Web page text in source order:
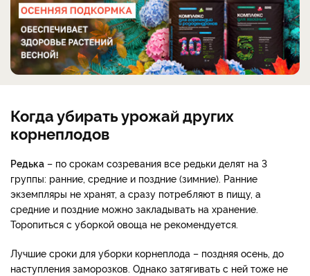
Когда убирать урожай других
корнеплодов
Редька – по срокам созревания все редьки делят на 3
группы: ранние, средние и поздние (зимние). Ранние
экземпляры не хранят, а сразу потребляют в пищу, а
средние и поздние можно закладывать на хранение.
Торопиться с уборкой овоща не рекомендуется.
Лучшие сроки для уборки корнеплода – поздняя осень, до
наступления заморозков. Однако затягивать с ней тоже не